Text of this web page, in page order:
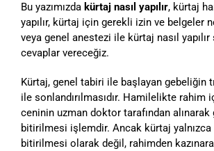
Bu yazımızda kürtaj nasıl yapılır, kürtaj
yapılır, kürtaj için gerekli izin ve belgeler
veya genel anestezi ile kürtaj nasıl yapılır
cevaplar vereceğiz.
Kürtaj, genel tabiri ile başlayan gebeliğin
ile sonlandırılmasıdır. Hamilelikte rahim
ceninin uzman doktor tarafından alınarak
bitirilmesi işlemdir. Ancak kürtaj
bitirilmesi olarak değil, rahimden